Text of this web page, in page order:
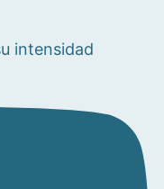
intensidad